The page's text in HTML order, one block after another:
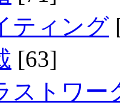
ティング
[63]
ストワー